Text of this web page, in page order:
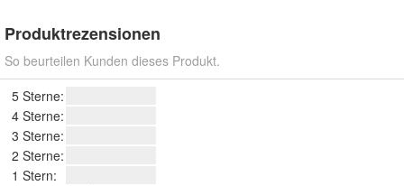
Produktrezensionen
So beurteilen Kunden dieses Produkt.
5 Sterne:
4 Sterne:
3 Sterne:
2 Sterne:
1 Stern: